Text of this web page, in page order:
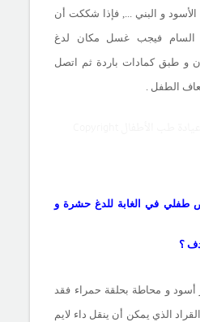
الأسود و البني ..., فإذا شككت أن
السام فيجب غسل مكان لدغ
و طبق كمادات باردة ثم اتصل
الطفل .
طفلي في الغابة للدغ حشرة و
؟
أسود و محاطة بحلقة حمراء فقد
الذي يمكن أن ينقل داء لايم